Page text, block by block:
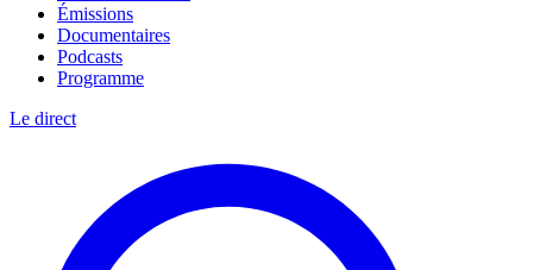
Émissions
Documentaires
Podcasts
Programme
Le direct